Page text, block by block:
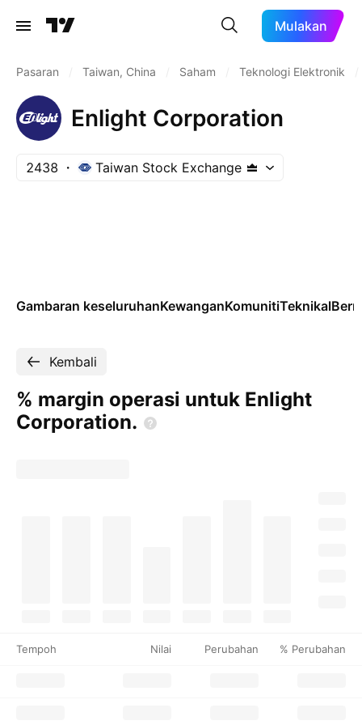
Mulakan
Pasaran Taiwan, China Saham Teknologi Elektronik
Enlight Corporation
2438 Taiwan Stock Exchange
Gambaran keseluruhanKewanganKomunitiTeknikal
Kembali
% margin operasi untuk Enlight
Corporation.
Tempoh Nilai Perubahan % Perubahan